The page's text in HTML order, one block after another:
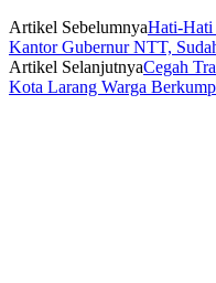
Artikel SebelumnyaHati-Hati
Kantor Gubernur NTT,
Artikel SelanjutnyaCegah
Kota Larang Warga